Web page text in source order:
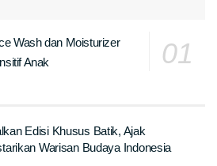
Anak
Edisi Khusus Batik, Ajak
Warisan Budaya Indonesia